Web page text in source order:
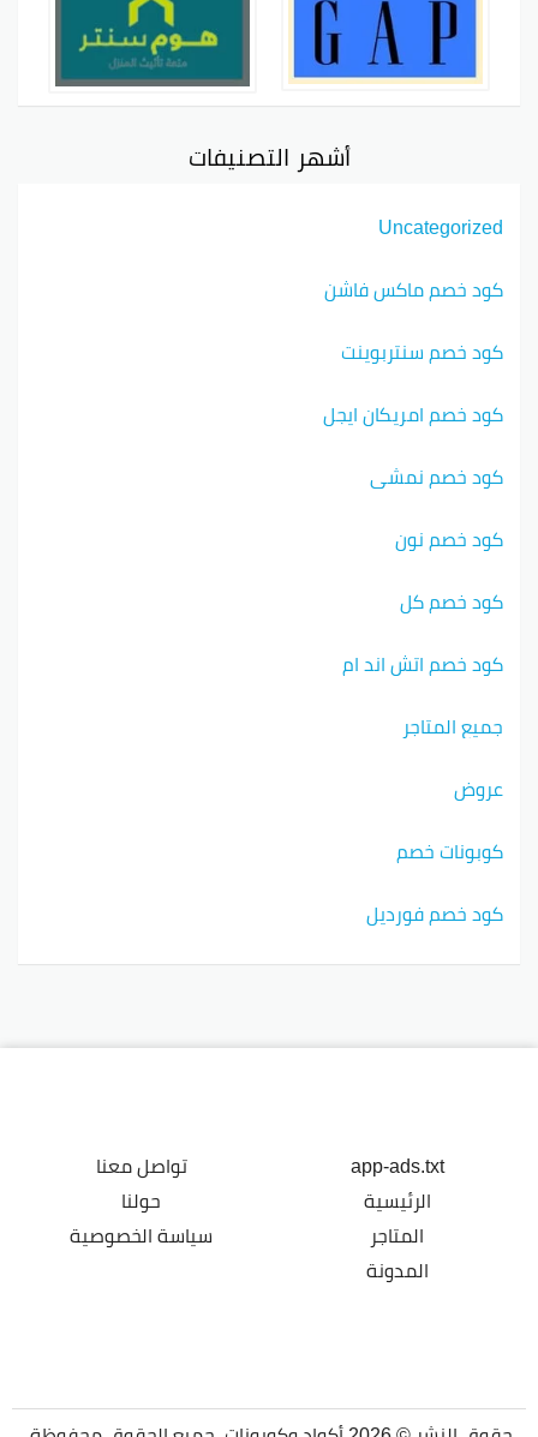
أشهر التصنيفات
Uncategorized
كود خصم ماكس فاشن
كود خصم سنتربوينت
كود خصم امريكان ايجل
كود خصم نمشي
كود خصم نون
كود خصم كل
كود خصم اتش اند ام
جميع المتاجر
عروض
كوبونات خصم
كود خصم فورديل
app-ads.txt
الرئيسية
المتاجر
المدونة
تواصل معنا
حولنا
سياسة الخصوصية